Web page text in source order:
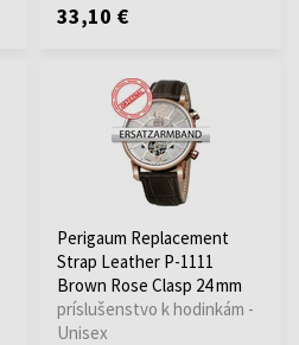
33,10 €
Perigaum Replacement
Strap Leather P-1111
Brown Rose Clasp 24 mm
príslušenstvo k hodinkám -
Unisex